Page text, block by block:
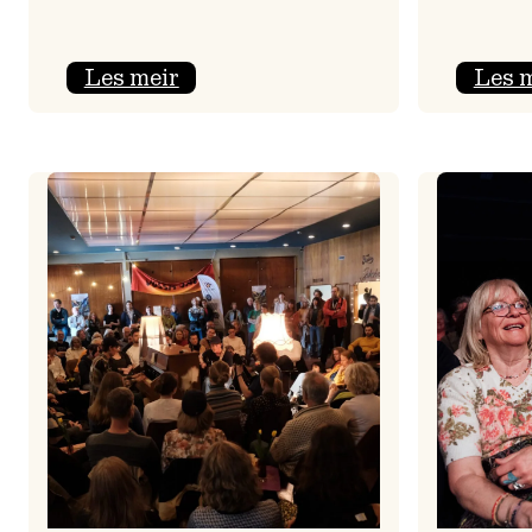
Les meir:
–
3.
joledag
Les